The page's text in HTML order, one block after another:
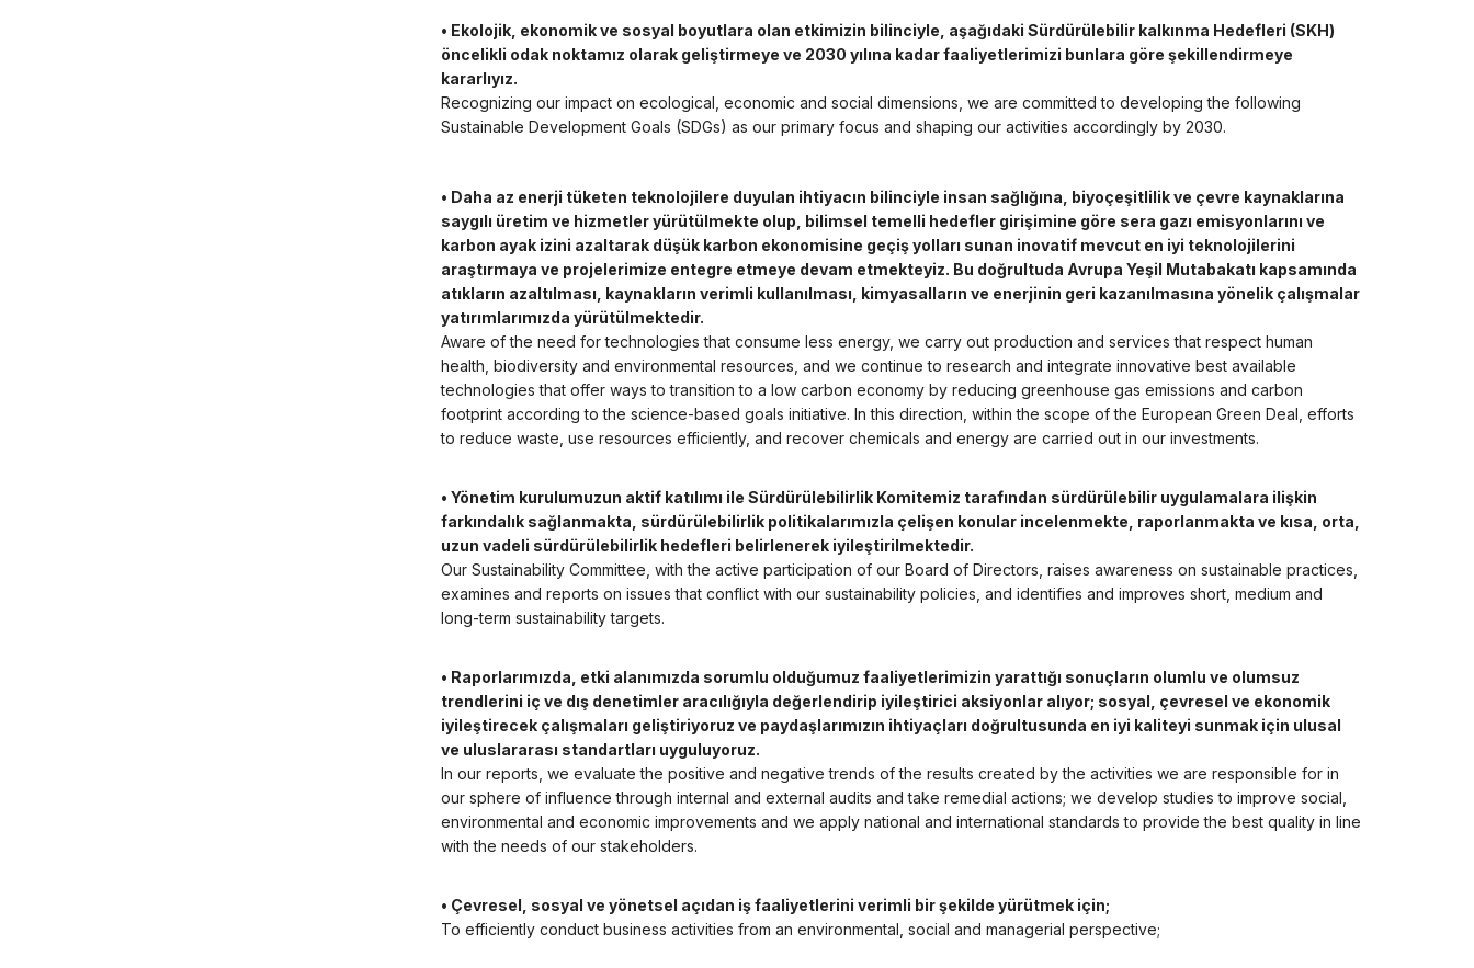
• Ekolojik, ekonomik ve sosyal boyutlara olan etkimizin bilinciyle, aşağıdaki Sürdürülebilir kalkınma Hedefleri (SKH)
öncelikli odak noktamız olarak geliştirmeye ve 2030 yılına kadar faaliyetlerimizi bunlara göre şekillendirmeye
kararlıyız.
Recognizing our impact on ecological, economic and social dimensions, we are committed to developing the following
Sustainable Development Goals (SDGs) as our primary focus and shaping our activities accordingly by 2030.
• Daha az enerji tüketen teknolojilere duyulan ihtiyacın bilinciyle insan sağlığına, biyoçeşitlilik ve çevre kaynaklarına
saygılı üretim ve hizmetler yürütülmekte olup, bilimsel temelli hedefler girişimine göre sera gazı emisyonlarını ve
karbon ayak izini azaltarak düşük karbon ekonomisine geçiş yolları sunan inovatif mevcut en iyi teknolojilerini
araştırmaya ve projelerimize entegre etmeye devam etmekteyiz. Bu doğrultuda Avrupa Yeşil Mutabakatı kapsamında
atıkların azaltılması, kaynakların verimli kullanılması, kimyasalların ve enerjinin geri kazanılmasına yönelik çalışmalar
yatırımlarımızda yürütülmektedir.
Aware of the need for technologies that consume less energy, we carry out production and services that respect human
health, biodiversity and environmental resources, and we continue to research and integrate innovative best available
technologies that offer ways to transition to a low carbon economy by reducing greenhouse gas emissions and carbon
footprint according to the science-based goals initiative. In this direction, within the scope of the European Green Deal, efforts
to reduce waste, use resources efficiently, and recover chemicals and energy are carried out in our investments.
• Yönetim kurulumuzun aktif katılımı ile Sürdürülebilirlik Komitemiz tarafından sürdürülebilir uygulamalara ilişkin
farkındalık sağlanmakta, sürdürülebilirlik politikalarımızla çelişen konular incelenmekte, raporlanmakta ve kısa, orta,
uzun vadeli sürdürülebilirlik hedefleri belirlenerek iyileştirilmektedir.
Our Sustainability Committee, with the active participation of our Board of Directors, raises awareness on sustainable practices,
examines and reports on issues that conflict with our sustainability policies, and identifies and improves short, medium and
long-term sustainability targets.
• Raporlarımızda, etki alanımızda sorumlu olduğumuz faaliyetlerimizin yarattığı sonuçların olumlu ve olumsuz
trendlerini iç ve dış denetimler aracılığıyla değerlendirip iyileştirici aksiyonlar alıyor; sosyal, çevresel ve ekonomik
iyileştirecek çalışmaları geliştiriyoruz ve paydaşlarımızın ihtiyaçları doğrultusunda en iyi kaliteyi sunmak için ulusal
ve uluslararası standartları uyguluyoruz.
In our reports, we evaluate the positive and negative trends of the results created by the activities we are responsible for in
our sphere of influence through internal and external audits and take remedial actions; we develop studies to improve social,
environmental and economic improvements and we apply national and international standards to provide the best quality in line
with the needs of our stakeholders.
• Çevresel, sosyal ve yönetsel açıdan iş faaliyetlerini verimli bir şekilde yürütmek için;
To efficiently conduct business activities from an environmental, social and managerial perspective;